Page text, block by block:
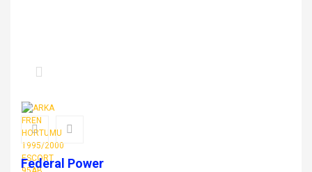
Federal Power